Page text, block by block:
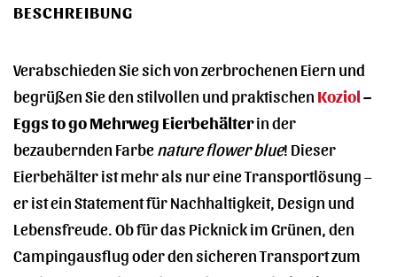
BESCHREIBUNG
Verabschieden Sie sich von zerbrochenen Eiern und
begrüßen Sie den stilvollen und praktischen Koziol–
Eggs to go Mehrweg Eierbehälterin der
bezaubernden Farbe nature flower blue! Dieser
Eierbehälter ist mehr als nur eine Transportlösung –
er ist ein Statement für Nachhaltigkeit, Design und
Lebensfreude. Ob für das Picknick im Grünen, den
Campingausflug oder den sicheren Transport zum